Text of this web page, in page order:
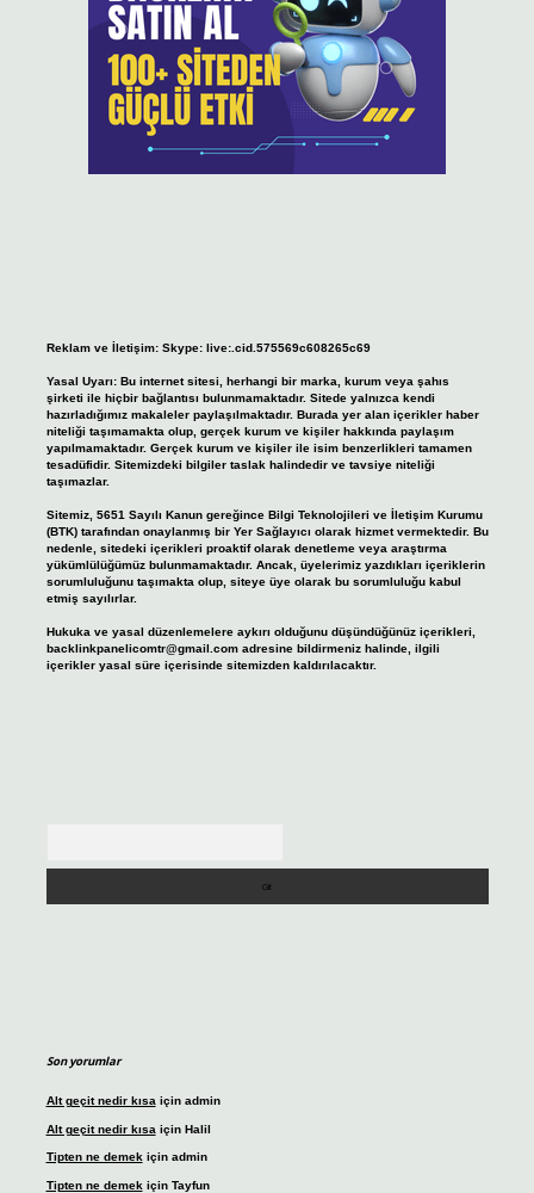
Reklam ve İletişim: Skype: live:.cid.575569c608265c69
Yasal Uyarı: Bu internet sitesi, herhangi bir marka, kurum veya şahıs
şirketi ile hiçbir bağlantısı bulunmamaktadır. Sitede yalnızca kendi
hazırladığımız makaleler paylaşılmaktadır. Burada yer alan içerikler haber
niteliği taşımamakta olup, gerçek kurum ve kişiler hakkında paylaşım
yapılmamaktadır. Gerçek kurum ve kişiler ile isim benzerlikleri tamamen
tesadüfidir. Sitemizdeki bilgiler taslak halindedir ve tavsiye niteliği
taşımazlar.
Sitemiz, 5651 Sayılı Kanun gereğince Bilgi Teknolojileri ve İletişim Kurumu
(BTK) tarafından onaylanmış bir Yer Sağlayıcı olarak hizmet vermektedir. Bu
nedenle, sitedeki içerikleri proaktif olarak denetleme veya araştırma
yükümlülüğümüz bulunmamaktadır. Ancak, üyelerimiz yazdıkları içeriklerin
sorumluluğunu taşımakta olup, siteye üye olarak bu sorumluluğu kabul
etmiş sayılırlar.
Hukuka ve yasal düzenlemelere aykırı olduğunu düşündüğünüz içerikleri,
backlinkpanelicomtr@gmail.comadresine bildirmeniz halinde, ilgili
içerikler yasal süre içerisinde sitemizden kaldırılacaktır.
Son yorumlar
Alt geçit nedir kısa için admin
Alt geçit nedir kısa için Halil
Tipten ne demekiçin admin
Tipten ne demek için Tayfun